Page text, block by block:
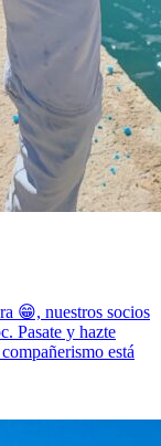
😁, nuestros socios
Pasate y hazte
está